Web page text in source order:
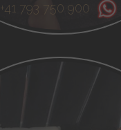
+41 793 750 900